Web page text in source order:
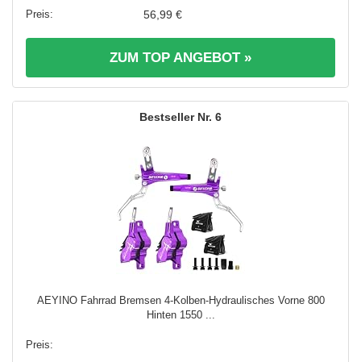
56,99 €
ZUM TOP ANGEBOT »
6
AEYINO Fahrrad Bremsen 4-Kolben-Hydraulisches Vorne 800
Hinten 1550 ...